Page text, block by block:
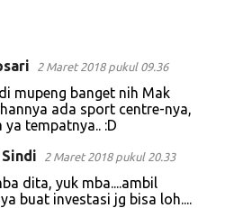
2 Maret 2018 pukul 09.36
mupeng banget nih Mak
ada sport centre-nya,
tempatnya.. :D
2 Maret 2018 pukul 20.33
dita, yuk mba....ambil
buat investasi jg bisa loh....